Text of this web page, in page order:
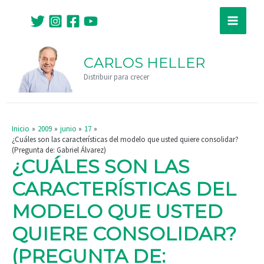
contenido
Main
CARLOS HELLER
Distribuir para crecer
Inicio 2009 junio
17
¿Cuáles son las características del modelo que usted quiere consolidar?
(Pregunta de: Gabriel Álvarez)
¿CUÁLES SON LAS
CARACTERÍSTICAS DEL
MODELO QUE USTED
QUIERE CONSOLIDAR?
(PREGUNTA DE:
entradas